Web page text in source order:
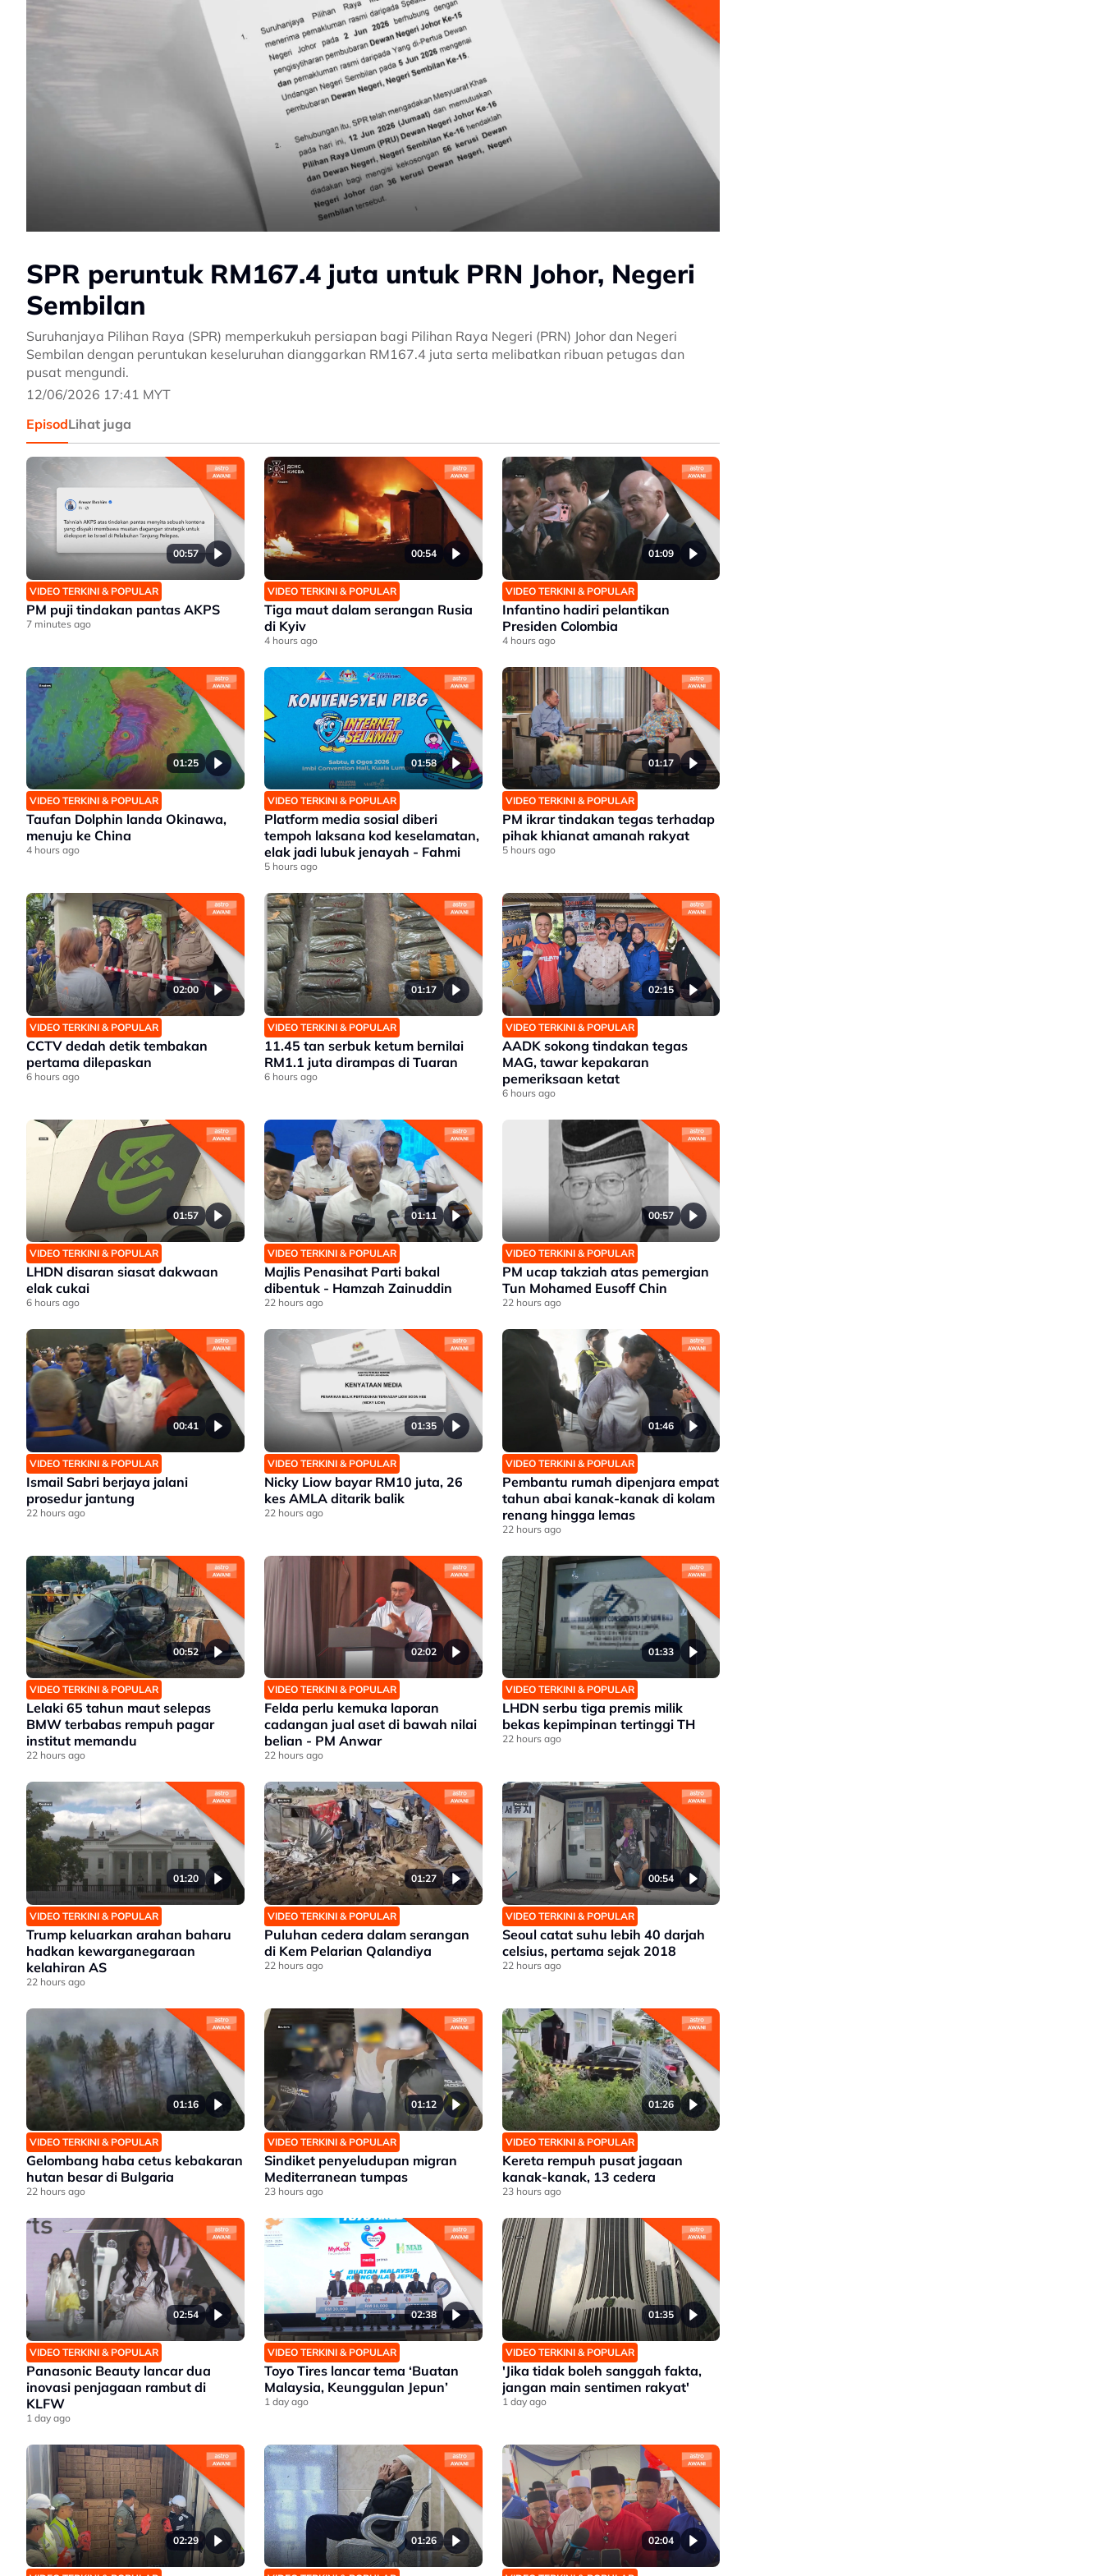
SPR peruntuk RM167.4 juta untuk PRN Johor, Negeri
Sembilan
Suruhanjaya Pilihan Raya (SPR) memperkukuh persiapan bagi Pilihan Raya Negeri (PRN) Johor dan Negeri
Sembilan dengan peruntukan keseluruhan dianggarkan RM167.4 juta serta melibatkan ribuan petugas dan
pusat mengundi.
12/06/2026 17:41 MYT
EpisodLihat juga
00:57
VIDEO TERKINI & POPULAR
PM puji tindakan pantas AKPS
7 minutes ago
00:54
VIDEO TERKINI & POPULAR
Tiga maut dalam serangan Rusia
di Kyiv
4 hours ago
01:09
VIDEO TERKINI & POPULAR
Infantino hadiri pelantikan
Presiden Colombia
4 hours ago
01:25
VIDEO TERKINI & POPULAR
Taufan Dolphin landa Okinawa,
menuju ke China
4 hours ago
01:58
VIDEO TERKINI & POPULAR
Platform media sosial diberi
tempoh laksana kod keselamatan,
elak jadi lubuk jenayah - Fahmi
5 hours ago
01:17
VIDEO TERKINI & POPULAR
PM ikrar tindakan tegas terhadap
pihak khianat amanah rakyat
5 hours ago
02:00
VIDEO TERKINI & POPULAR
CCTV dedah detik tembakan
pertama dilepaskan
6 hours ago
01:17
VIDEO TERKINI & POPULAR
11.45 tan serbuk ketum bernilai
RM1.1 juta dirampas di Tuaran
6 hours ago
02:15
VIDEO TERKINI & POPULAR
AADK sokong tindakan tegas
MAG, tawar kepakaran
pemeriksaan ketat
6 hours ago
01:57
VIDEO TERKINI & POPULAR
LHDN disaran siasat dakwaan
elak cukai
6 hours ago
01:11
VIDEO TERKINI & POPULAR
Majlis Penasihat Parti bakal
dibentuk - Hamzah Zainuddin
22 hours ago
00:57
VIDEO TERKINI & POPULAR
PM ucap takziah atas pemergian
Tun Mohamed Eusoff Chin
22 hours ago
00:41
VIDEO TERKINI & POPULAR
Ismail Sabri berjaya jalani
prosedur jantung
22 hours ago
01:35
VIDEO TERKINI & POPULAR
Nicky Liow bayar RM10 juta, 26
kes AMLA ditarik balik
22 hours ago
01:46
VIDEO TERKINI & POPULAR
Pembantu rumah dipenjara empat
tahun abai kanak-kanak di kolam
renang hingga lemas
22 hours ago
00:52
VIDEO TERKINI & POPULAR
Lelaki 65 tahun maut selepas
BMW terbabas rempuh pagar
institut memandu
22 hours ago
02:02
VIDEO TERKINI & POPULAR
Felda perlu kemuka laporan
cadangan jual aset di bawah nilai
belian - PM Anwar
22 hours ago
01:33
VIDEO TERKINI & POPULAR
LHDN serbu tiga premis milik
bekas kepimpinan tertinggi TH
22 hours ago
01:20
VIDEO TERKINI & POPULAR
Trump keluarkan arahan baharu
hadkan kewarganegaraan
kelahiran AS
22 hours ago
01:27
VIDEO TERKINI & POPULAR
Puluhan cedera dalam serangan
di Kem Pelarian Qalandiya
22 hours ago
00:54
VIDEO TERKINI & POPULAR
Seoul catat suhu lebih 40 darjah
celsius, pertama sejak 2018
22 hours ago
01:16
VIDEO TERKINI & POPULAR
Gelombang haba cetus kebakaran
hutan besar di Bulgaria
22 hours ago
01:12
VIDEO TERKINI & POPULAR
Sindiket penyeludupan migran
Mediterranean tumpas
23 hours ago
01:26
VIDEO TERKINI & POPULAR
Kereta rempuh pusat jagaan
kanak-kanak, 13 cedera
23 hours ago
02:54
VIDEO TERKINI & POPULAR
Panasonic Beauty lancar dua
inovasi penjagaan rambut di
KLFW
1 day ago
02:38
VIDEO TERKINI & POPULAR
Toyo Tires lancar tema ‘Buatan
Malaysia, Keunggulan Jepun’
1 day ago
01:35
VIDEO TERKINI & POPULAR
'Jika tidak boleh sanggah fakta,
jangan main sentimen rakyat'
1 day ago
02:29 01:26 02:04